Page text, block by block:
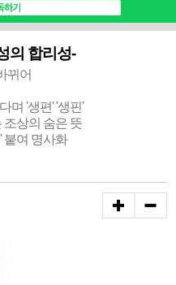
의 합리성-
뀌어
며 '생편' '생핀'
조상의 숨은 뜻
붙여 명사화